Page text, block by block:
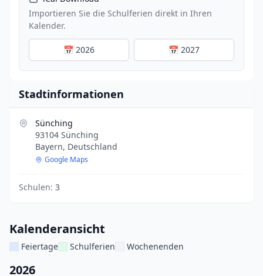
Importieren Sie die Schulferien direkt in Ihren
Kalender.
📅 2026 📅 2027
Stadtinformationen
Sünching
93104 Sünching
Bayern, Deutschland
Google Maps
Schulen: 3
Kalenderansicht
Feiertage Schulferien Wochenenden
2026